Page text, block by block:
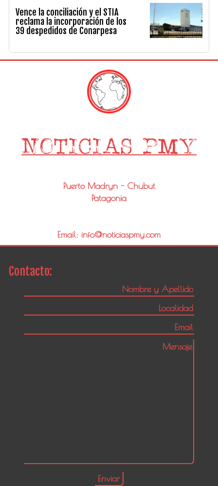
Vence la conciliación y el STIA
reclama la incorporación de los
39 despedidos de Conarpesa
Puerto Madryn - Chubut
Patagonia
Email: info@noticiaspmy.com
Contacto: